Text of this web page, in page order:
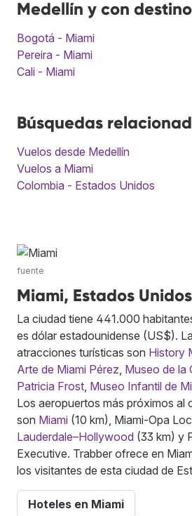
Medellín y con
Bogotá - Miami
Pereira - Miami
Cali - Miami
Búsquedas
Vuelos desde Medellín
Vuelos a Miami
Colombia - Estados Unidos
fuente
Miami, Estados Unidos
La ciudad tiene 441.000
es dólar estadounidense (US$).
atracciones turísticas son History
Arte de Miami Pérez Museo de la
Patricia Frost Museo Infantil de
Los aeropuertos más próximos al
son Miami (10 km), Miami-Opa
Lauderdale–Hollywood (33 km) y
Executive. Trabber ofrece en
los visitantes de esta ciudad de
Hoteles en Miami